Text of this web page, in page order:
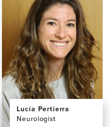
Lucía Pertierra
Neurologist